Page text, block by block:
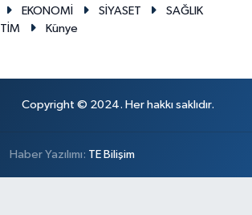
EKONOMİ SİYASET
SAĞLIK
Künye
Copyright © 2024. Her hakkı saklıdır.
Haber Yazılımı: TE Bilişim